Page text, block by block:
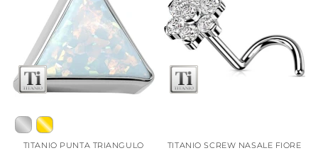
TITANIO PUNTA TRIANGULO
TITANIO SCREW NASALE FIORE